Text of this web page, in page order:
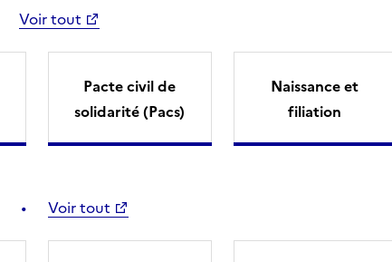
Voir tout
Pacte civil de
solidarité (Pacs)
Naissance et
filiation
Voir tout